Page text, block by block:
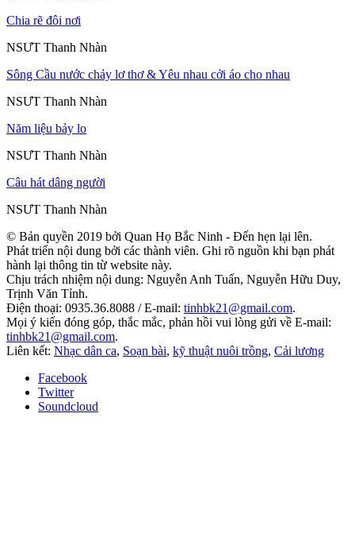
Chia rẽ đôi nơi
NSƯT Thanh Nhàn
Sông Cầu nước chảy lơ thơ & Yêu nhau cởi áo cho nhau
NSƯT Thanh Nhàn
Năm liệu bảy lo
NSƯT Thanh Nhàn
Câu hát dâng người
NSƯT Thanh Nhàn
© Bản quyền 2019 bởi Quan Họ Bắc Ninh - Đến hẹn lại lên.
Phát triển nội dung bởi các thành viên. Ghi rõ nguồn khi bạn phát
hành lại thông tin từ website này.
Chịu trách nhiệm nội dung: Nguyễn Anh Tuấn, Nguyễn Hữu Duy,
Trịnh Văn Tỉnh.
Điện thoại: 0935.36.8088 / E-mail: tinhbk21@gmail.com.
Mọi ý kiến đóng góp, thắc mắc, phản hồi vui lòng gửi về E-mail:
tinhbk21@gmail.com.
Liên kết: Nhạc dân ca, Soạn bài, kỹ thuật nuôi trồng, Cải lương
Facebook
Twitter
Soundcloud